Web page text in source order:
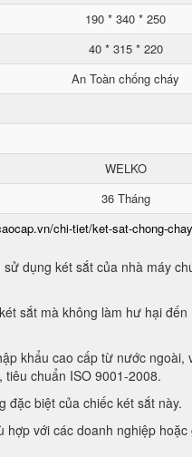
190 * 340 * 250
40 * 315 * 220
An Toàn chống cháy
WELKO
36 Tháng
chi-tiet/ket-sat-chong-
dụng két sắt của nhà máy
sắt mà không làm hư hại
khẩu cao cấp từ nước ngoài,
chuẩn ISO 9001-2008.
đặc biệt của chiếc két sắt này.
với các doanh nghiệp hoặc